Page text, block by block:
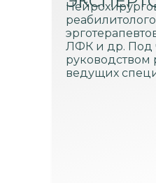
ЛФК и др. Под
руководством
ведущих